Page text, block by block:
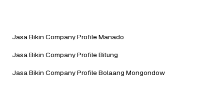
Jasa Bikin Company Profile Manado
Jasa Bikin Company Profile Bitung
Jasa Bikin Company Profile Bolaang Mongondow